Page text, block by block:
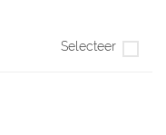
Selecteer